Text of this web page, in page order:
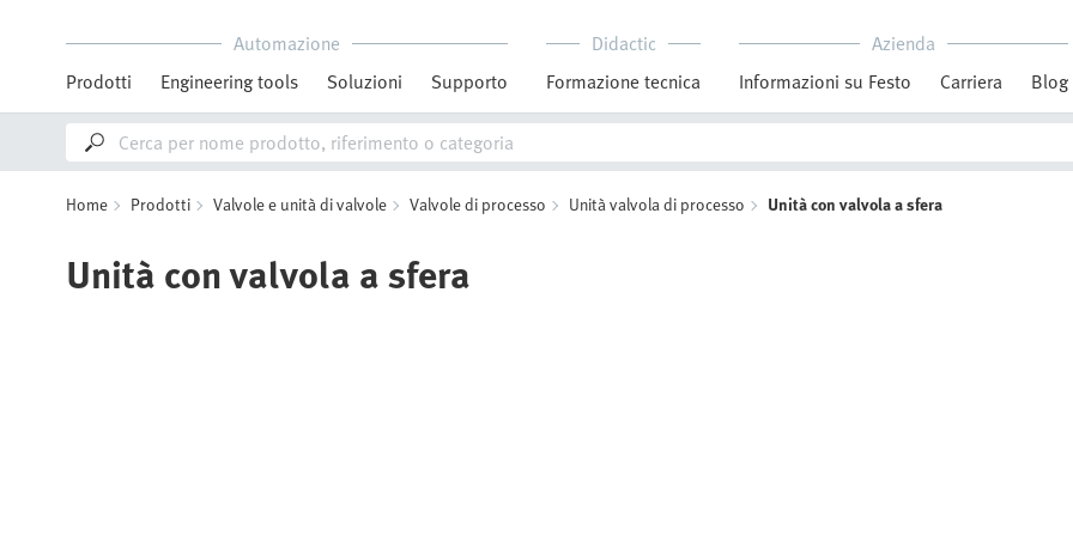
Automazione
Prodotti
Engineering tools Soluzioni Supporto
Didactic
Formazione tecnica
Azienda
Informazioni su Festo
Carriera Blog
Home Prodotti Valvole e unità di valvole Valvole di processo Unità valvola di processo Unità con valvola a sfera
Unità con valvola a sfera